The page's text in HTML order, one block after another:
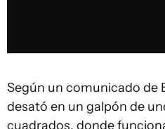
Según un comunicado de
desató en un galpón de
cuadrados, donde